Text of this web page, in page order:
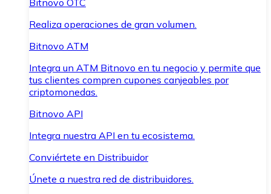
Bitnovo OTC
Realiza operaciones de gran volumen.
Bitnovo ATM
Integra un ATM Bitnovo en tu negocio y permite que
tus clientes compren cupones canjeables por
criptomonedas.
Bitnovo API
Integra nuestra API en tu ecosistema.
Conviértete en Distribuidor
Únete a nuestra red de distribuidores.